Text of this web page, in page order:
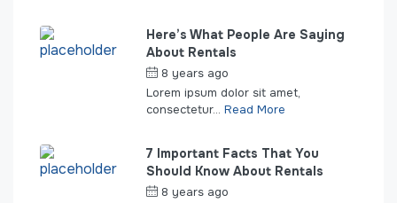
Here’s What People Are Saying
About Rentals
8 years ago
Lorem ipsum dolor sit amet,
consectetur... Read More
7 Important Facts That You
Should Know About Rentals
8 years ago